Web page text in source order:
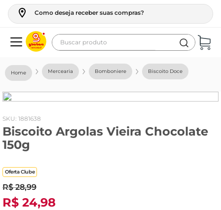
Como deseja receber suas compras?
Buscar produto
Mercearia Bomboniere Biscoito Doce
: 1881638
Biscoito Argolas Vieira Chocolate
150g
Oferta Clube
R$ 28,99
R$ 24,98
geladeira
fogao
café
cerveja
frango
leite
vinho